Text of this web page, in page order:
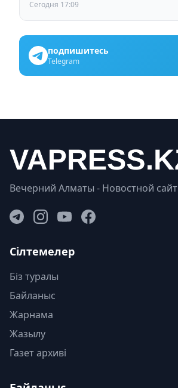
Сегодня 17:09
подпишитесь
Telegram
Вечерний Алматы - Новостной сайт
Сілтемелер
Біз туралы
Байланыс
Жарнама
Жазылу
Газет архиві